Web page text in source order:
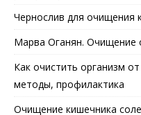
Чернослив для очищения
Марва Оганян. Очищение
Как очистить организм
методы, профилактика
Очищение кишечника